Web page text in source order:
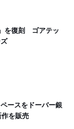
を復刻 ゴアテッ
ースをドーバー銀
を販売